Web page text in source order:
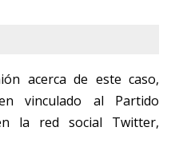
acerca de este caso,
vinculado al Partido
la red social Twitter,